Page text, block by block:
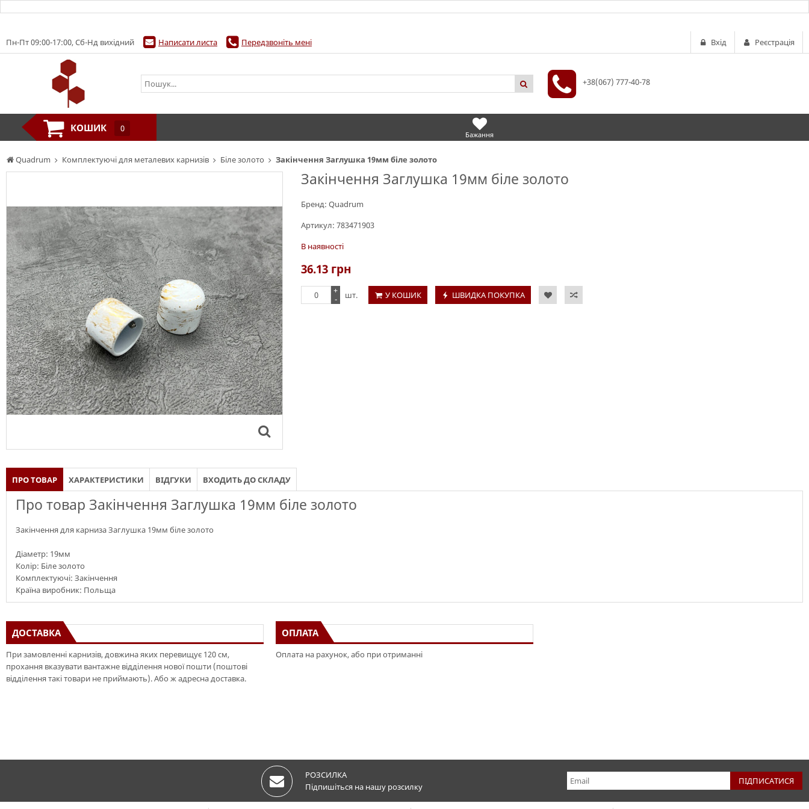
Quadrum Комплектуючі для металевих карнизів Біле золото Закінчення Заглушка 19мм біле золото
Закінчення Заглушка 19мм біле золото
Бренд: Quadrum
Артикул: 783471903
В наявності
36.13 грн
+
-
шт. У КОШИК ШВИДКА ПОКУПКА
ПРО ТОВАР ХАРАКТЕРИСТИКИ ВІДГУКИ ВХОДИТЬ ДО СКЛАДУ
Про товар Закінчення Заглушка 19мм біле золото
Закінчення для карниза Заглушка 19мм біле золото
Діаметр: 19мм
Колір: Біле золото
Комплектуючі: Закінчення
Країна виробник: Польща
ДОСТАВКА
При замовленні карнизів, довжина яких перевищує 120 см,
прохання вказувати вантажне відділення нової пошти (поштові
відділення такі товари не приймають). Або ж адресна доставка.
ОПЛАТА
Оплата на рахунок, або при отриманні
Пн-Пт 09:00-17:00, Сб-Нд вихідний Написати листа Передзвоніть мені Вхід Реєстрація
+38(067) 777-40-78
КОШИК 0
Бажання
РОЗСИЛКА
Підпишіться на нашу розсилку